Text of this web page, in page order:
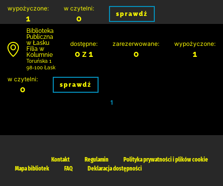
wypożyczone:
1
w czytelni:
0 sprawdź
Biblioteka
Publiczna
w Łasku
Filia w
Kolumnie
Toruńska 1
98-100 Łask
dostępne:
0 z 1
zarezerwowane:
0
wypożyczone:
1
w czytelni:
0 sprawdź
1
Kontakt Regulamin
Polityka prywatności i plików cookie
Mapa bibliotek
FAQ Deklaracja dostępności